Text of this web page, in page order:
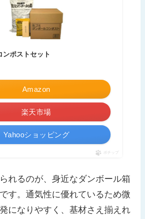
ンポストセット
Amazon
楽天市場
Yahooショッピング
ポチップ
れるのが、身近なダンボール箱
す。通気性に優れているため微
になりやすく、基材さえ揃えれ